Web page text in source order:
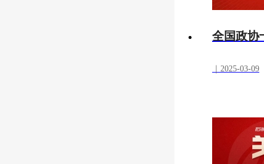
全国政协
｜2025-03-09